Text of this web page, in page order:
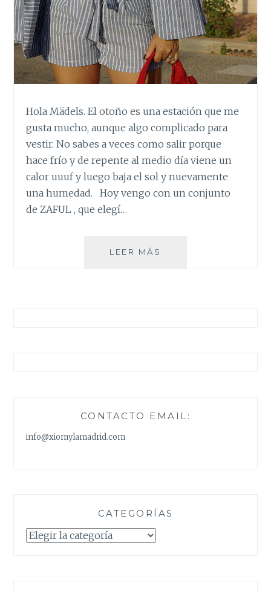
Hola Mädels. El otoño es una estación que me
gusta mucho, aunque algo complicado para
vestir. No sabes a veces como salir porque
hace frío y de repente al medio día viene un
calor uuuf y luego baja el sol y nuevamente
una humedad. Hoy vengo con un conjunto
de ZAFUL , que elegí…
LEER MÁS
CONTACTO EMAIL:
info@xiomylamadrid.com
CATEGORÍAS
Categorías